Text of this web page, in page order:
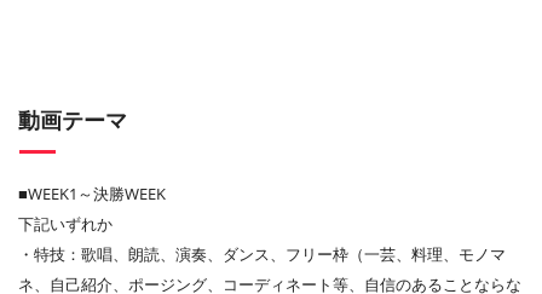
動画テーマ
■WEEK1～決勝WEEK
下記いずれか
・特技：歌唱、朗読、演奏、ダンス、フリー枠（一芸、料理、モノマ
ネ、自己紹介、ポージング、コーディネート等、自信のあることならな